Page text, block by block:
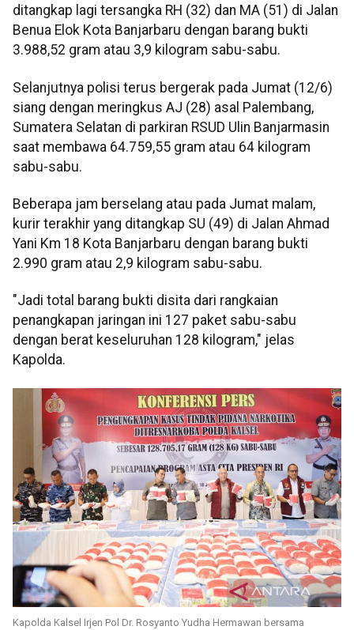
ditangkap lagi tersangka RH (32) dan MA (51) di Jalan
Benua Elok Kota Banjarbaru dengan barang bukti
3.988,52 gram atau 3,9 kilogram sabu-sabu.
Selanjutnya polisi terus bergerak pada Jumat (12/6)
siang dengan meringkus AJ (28) asal Palembang,
Sumatera Selatan di parkiran RSUD Ulin Banjarmasin
saat membawa 64.759,55 gram atau 64 kilogram
sabu-sabu.
Beberapa jam berselang atau pada Jumat malam,
kurir terakhir yang ditangkap SU (49) di Jalan Ahmad
Yani Km 18 Kota Banjarbaru dengan barang bukti
2.990 gram atau 2,9 kilogram sabu-sabu.
"Jadi total barang bukti disita dari rangkaian
penangkapan jaringan ini 127 paket sabu-sabu
dengan berat keseluruhan 128 kilogram," jelas
Kapolda.
Kapolda Kalsel Irjen Pol Dr. Rosyanto Yudha Hermawan bersama